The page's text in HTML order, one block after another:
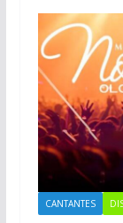
CANTANTES